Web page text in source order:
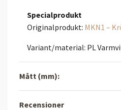
Specialprodukt
Originalprodukt: MKN1 –
Variant/material: PL
Mått (mm):
Recensioner